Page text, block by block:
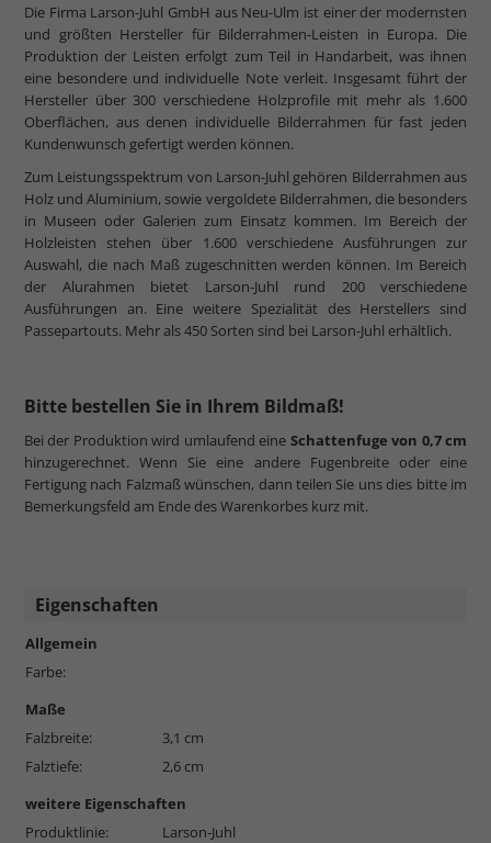
Die Firma Larson-Juhl GmbH aus Neu-Ulm ist einer der modernsten
und größten Hersteller für Bilderrahmen-Leisten in Europa. Die
Produktion der Leisten erfolgt zum Teil in Handarbeit, was ihnen
eine besondere und individuelle Note verleit. Insgesamt führt der
Hersteller über 300 verschiedene Holzprofile mit mehr als 1.600
Oberflächen, aus denen individuelle Bilderrahmen für fast jeden
Kundenwunsch gefertigt werden können.
Zum Leistungsspektrum von Larson-Juhl gehören Bilderrahmen aus
Holz und Aluminium, sowie vergoldete Bilderrahmen, die besonders
in Museen oder Galerien zum Einsatz kommen. Im Bereich der
Holzleisten stehen über 1.600 verschiedene Ausführungen zur
Auswahl, die nach Maß zugeschnitten werden können. Im Bereich
der Alurahmen bietet Larson-Juhl rund 200 verschiedene
Ausführungen an. Eine weitere Spezialität des Herstellers sind
Passepartouts. Mehr als 450 Sorten sind bei Larson-Juhl erhältlich.
Bitte bestellen Sie in Ihrem Bildmaß!
Bei der Produktion wird umlaufend eine Schattenfuge von 0,7 cm
hinzugerechnet. Wenn Sie eine andere Fugenbreite oder eine
Fertigung nach Falzmaß wünschen, dann teilen Sie uns dies bitte im
Bemerkungsfeld am Ende des Warenkorbes kurz mit.
Eigenschaften
Allgemein
Farbe:
Maße
Falzbreite:
3,1 cm
Falztiefe:
2,6 cm
weitere Eigenschaften
Produktlinie:
Larson-Juhl